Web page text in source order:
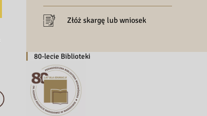
26.06.2026
Rozmawiam …
Złóż skargę lub wniosek
80-lecie Biblioteki